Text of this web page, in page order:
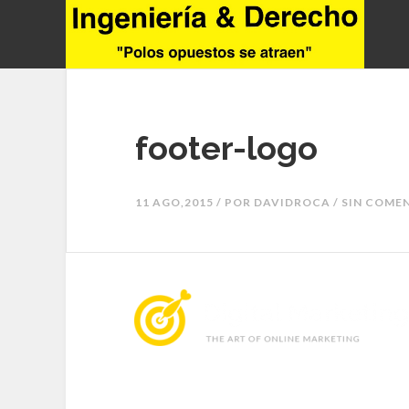
footer-logo
11 AGO,2015 / POR DAVIDROCA / SIN